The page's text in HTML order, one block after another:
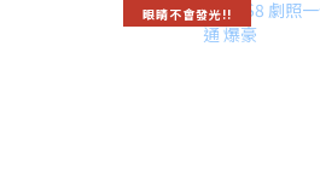
眼睛不會發光!!